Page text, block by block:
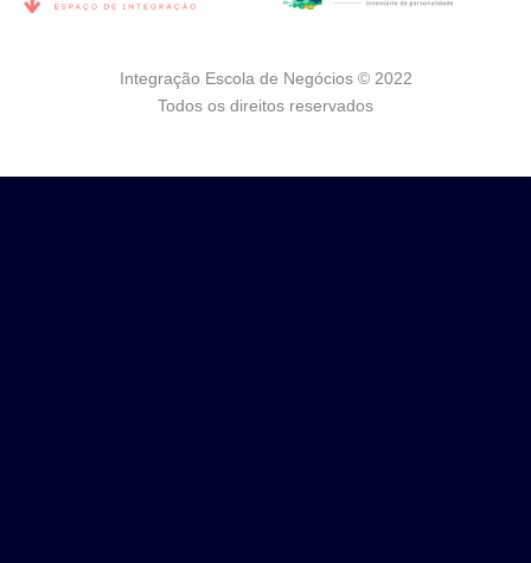
Integração Escola de Negócios © 2022
Todos os direitos reservados